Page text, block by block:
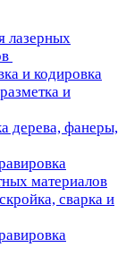
лазерных
и кодировка
и
дерева, фанеры,
материалов
сварка и